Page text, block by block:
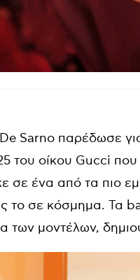
Sarno παρέδωσε
του οίκου Gucci
σε ένα από τα πιο
το σε κόσμημα. Τα
των μοντέλων,